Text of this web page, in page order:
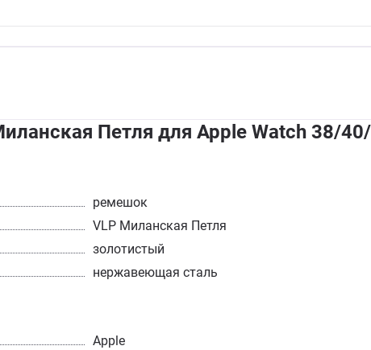
Петля для Apple Watch 38/
ремешок
VLP Миланская Петля
золотистый
нержавеющая сталь
Apple